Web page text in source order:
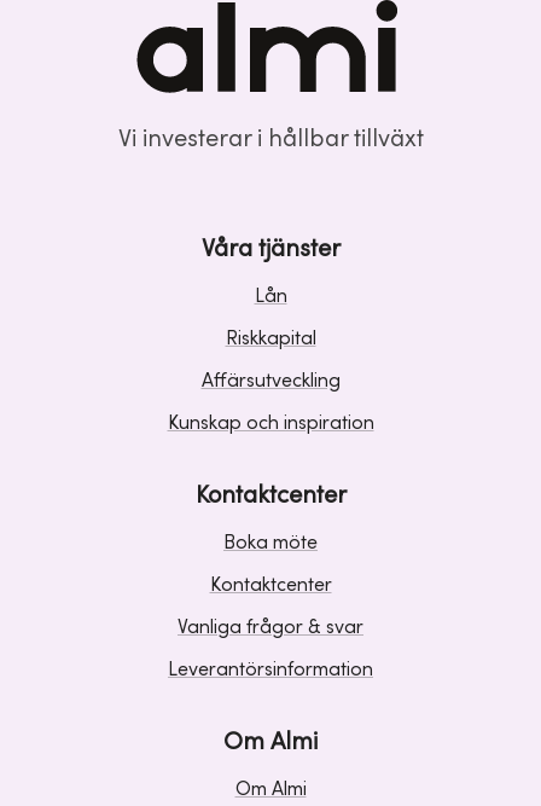
Vi investerar i hållbar tillväxt
Våra tjänster
Lån
Riskkapital
Affärsutveckling
Kunskap och inspiration
Kontaktcenter
Boka möte
Kontaktcenter
Vanliga frågor & svar
Leverantörsinformation
Om Almi
Om Almi